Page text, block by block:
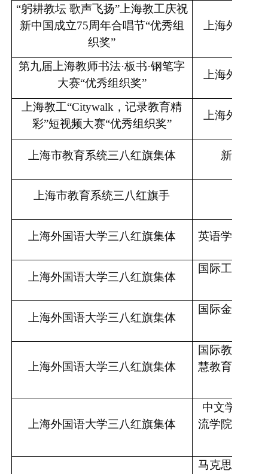
“躬耕教坛 歌声飞扬”上海教工庆祝
新中国成立75周年合唱节“优秀组
织奖”
上海外国语
第九届上海教师书法·板书·钢笔字
大赛“优秀组织奖”
上海外国语
上海教工“Citywalk，记录教育精
彩”短视频大赛“优秀组织奖”
上海外国语
上海市教育系统三八红旗集体 新闻传
上海市教育系统三八红旗手
上海外国语大学三八红旗集体 英语学院行
上海外国语大学三八红旗集体
国际工商管
上海外国语大学三八红旗集体
国际金融贸
上海外国语大学三八红旗集体
国际教育学
慧教育重点
上海外国语大学三八红旗集体
中文学院
流学院中国
马克思主义